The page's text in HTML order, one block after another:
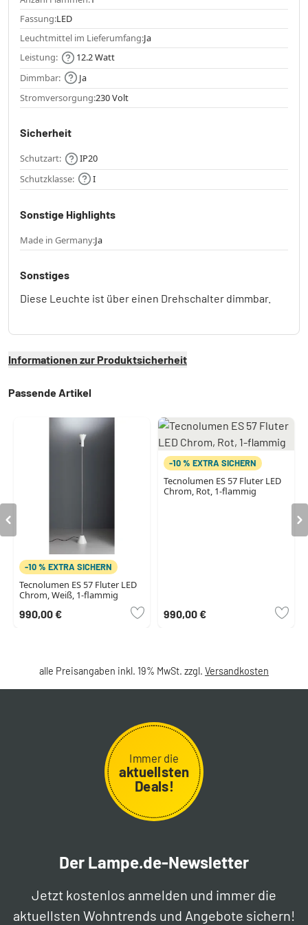
Fassung:LED
Leuchtmittel im Lieferumfang:Ja
Leistung:
12.2 Watt
Dimmbar:
Ja
Stromversorgung:230 Volt
Sicherheit
Schutzart:
IP20
Schutzklasse:
I
Sonstige Highlights
Made in Germany:Ja
Sonstiges
Diese Leuchte ist über einen Drehschalter dimmbar.
Informationen zur Produktsicherheit
Passende Artikel
-10 % EXTRA SICHERN
Tecnolumen ES 57 Fluter LED
Chrom, Weiß, 1-flammig
990,00 €
-10 % EXTRA SICHERN
Tecnolumen ES 57 Fluter LED
Chrom, Rot, 1-flammig
990,00 €
alle Preisangaben inkl. 19% MwSt. zzgl. Versandkosten
Immer die
aktuellsten
Deals!
Der Lampe.de-Newsletter
Jetzt kostenlos anmelden und immer die
aktuellsten Wohntrends und Angebote sichern!